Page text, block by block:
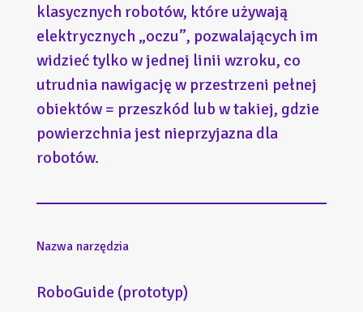
klasycznych robotów, które używają
elektrycznych „oczu”, pozwalających im
widzieć tylko w jednej linii wzroku, co
utrudnia nawigację w przestrzeni pełnej
obiektów = przeszkód lub w takiej, gdzie
powierzchnia jest nieprzyjazna dla
robotów.
Nazwa narzędzia
RoboGuide (prototyp)